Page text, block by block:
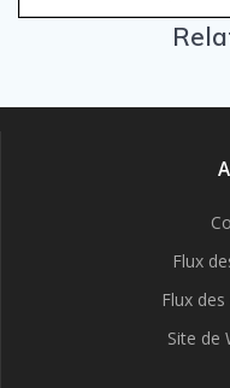
Flux
Flux
Site de